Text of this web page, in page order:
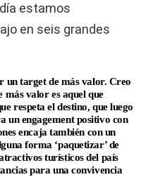
estamos
en seis grandes
un target de más valor. Creo
más valor es aquel que
respeta el destino, que luego
un engagement positivo con
encaja también con un
forma ‘paquetizar’ de
turísticos del país
para una convivencia